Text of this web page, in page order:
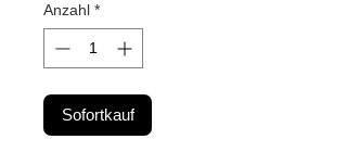
Anzahl *
Sofortkauf